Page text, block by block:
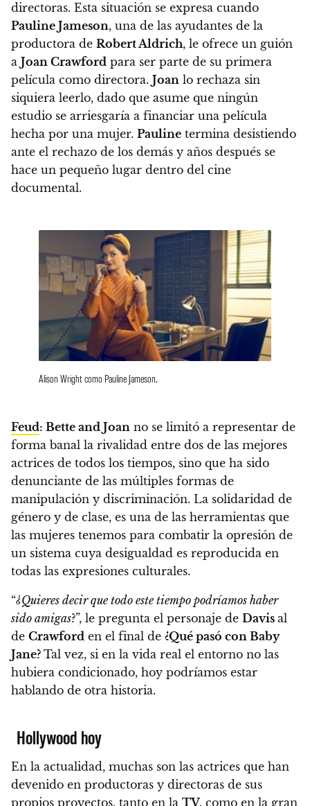
directoras. Esta situación se expresa cuando
Pauline Jameson, una de las ayudantes de la
productora de Robert Aldrich, le ofrece un guión
a Joan Crawford para ser parte de su primera
película como directora. Joan lo rechaza sin
siquiera leerlo, dado que asume que ningún
estudio se arriesgaría a financiar una película
hecha por una mujer. Pauline termina desistiendo
ante el rechazo de los demás y años después se
hace un pequeño lugar dentro del cine
documental.
Alison Wright como Pauline Jameson.
Feud: Bette and Joan no se limitó a representar de
forma banal la rivalidad entre dos de las mejores
actrices de todos los tiempos, sino que ha sido
denunciante de las múltiples formas de
manipulación y discriminación. La solidaridad de
género y de clase, es una de las herramientas que
las mujeres tenemos para combatir la opresión de
un sistema cuya desigualdad es reproducida en
todas las expresiones culturales.
“¿Quieres decir que todo este tiempo podríamos haber
sido amigas?”, le pregunta el personaje de Davis al
de Crawford en el final de ¿Qué pasó con Baby
Jane? Tal vez, si en la vida real el entorno no las
hubiera condicionado, hoy podríamos estar
hablando de otra historia.
Hollywood hoy
En la actualidad, muchas son las actrices que han
devenido en productoras y directoras de sus
propios proyectos, tanto en la TV, como en la gran